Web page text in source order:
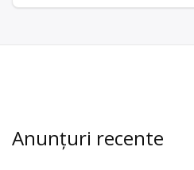
Anunțuri recente